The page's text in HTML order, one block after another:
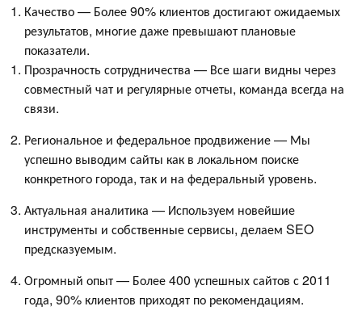
Качество — Более 90% клиентов достигают ожидаемых
результатов, многие даже превышают плановые
показатели.
Прозрачность сотрудничества — Все шаги видны через
совместный чат и регулярные отчеты, команда всегда на
связи.
Региональное и федеральное продвижение — Мы
успешно выводим сайты как в локальном поиске
конкретного города, так и на федеральный уровень.
Актуальная аналитика — Используем новейшие
инструменты и собственные сервисы, делаем SEO
предсказуемым.
Огромный опыт — Более 400 успешных сайтов с 2011
года, 90% клиентов приходят по рекомендациям.